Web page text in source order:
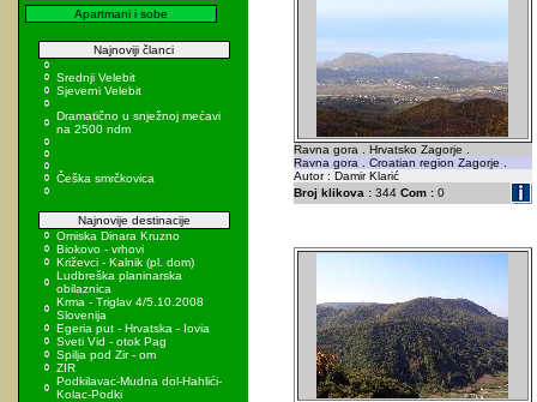
Apartmani i sobe
Najnoviji članci
Srednji Velebit
Sjeverni Velebit
Dramatično u snježnoj mećavi
na 2500 ndm
Češka smrčkovica
Najnovije destinacije
Omiska Dinara Kruzno
Biokovo - vrhovi
Križevci - Kalnik (pl. dom)
Ludbreška planinarska
obilaznica
Krma - Triglav 4/5.10.2008
Slovenija
Egeria put - Hrvatska - Iovia
Sveti Vid - otok Pag
Spilja pod Zir - om
ZIR
Podkilavac-Mudna dol-Hahlići-
Kolac-Podki
Ravna gora . Hrvatsko Zagorje .
Ravna gora . Croatian region Zagorje .
Autor : Damir Klarić
Broj klikova :344 Com :0